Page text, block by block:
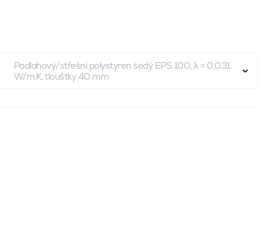
Podlahový/střešní polystyren šedý EPS 100, λ = 0,031
W/m.K, tloušťky 40 mm